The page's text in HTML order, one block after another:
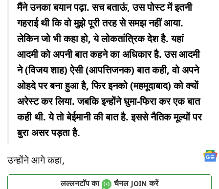
मैंने उनका बयान पढ़ा. सच बताऊं, उस पोस्ट में इतनी
गहराई थी कि वो मुझे पूरी तरह से समझ नहीं आया.
लेकिन जो भी कहा हो, ये लोकतांत्रिक देश है. यहां
आदमी को अपनी बात कहने का अधिकार है. उस आदमी
ने (विजय शाह) ऐसी (आपत्तिजनक) बात कही, वो अपने
ओहदे पर बना हुआ है, फिर इनको (महमूदाबाद) को क्यों
अरेस्ट कर लिया. जबकि इन्होंने घुमा-फिरा कर एक बात
कही थी. ये तो बेईमानी की बात है. इससे नैतिक मूल्यों पर
बुरा असर पड़ता है.
उन्होंने आगे कहा,
लल्लनटॉप का चैनल JOIN करें